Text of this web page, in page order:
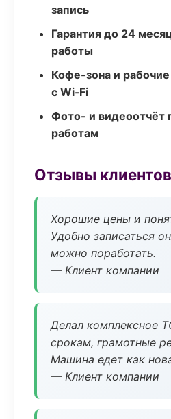
запись
Гарантия до 24
работы
Кофе-зона и
с Wi‑Fi
Фото- и видеоотчёт
работам
Отзывы клиентов
Хорошие цены и
Удобно записаться
можно поработать.
— Клиент компании
Делал комплексное
срокам, грамотные
Машина едет как
— Клиент компании